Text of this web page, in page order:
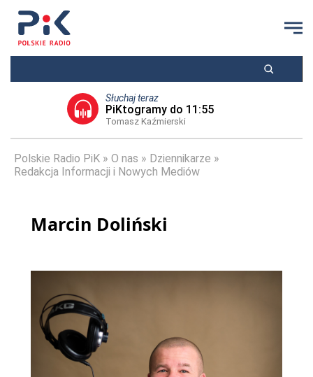
Słuchaj teraz
PiKtogramy do 11:55
Tomasz Kaźmierski
Polskie Radio PiK O nas
Dziennikarze
Redakcja Informacji i Nowych Mediów
Marcin Doliński